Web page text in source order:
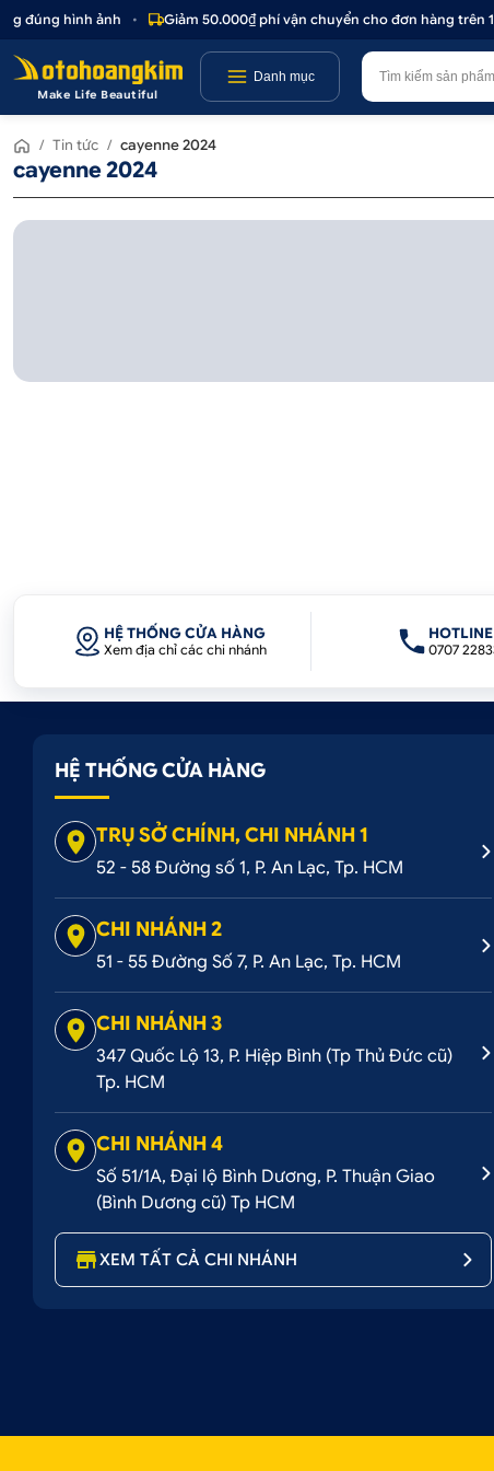
đúng hình ảnh Giảm 50.000₫ phí vận chuyển cho đơn hàng trên
Make Life Beautiful
Danh mục
/ Tin tức / cayenne 2024
cayenne 2024
HỆ THỐNG CỬA HÀNG
Xem địa chỉ các chi nhánh
HOTLINE
0707
HỆ THỐNG CỬA HÀNG
TRỤ SỞ CHÍNH, CHI NHÁNH 1
52 - 58 Đường số 1, P. An Lạc, Tp. HCM
CHI NHÁNH 2
51 - 55 Đường Số 7, P. An Lạc, Tp. HCM
CHI NHÁNH 3
347 Quốc Lộ 13, P. Hiệp Bình (Tp Thủ Đức cũ)
Tp. HCM
CHI NHÁNH 4
Số 51/1A, Đại lộ Bình Dương, P. Thuận Giao
(Bình Dương cũ) Tp HCM
XEM TẤT CẢ CHI NHÁNH